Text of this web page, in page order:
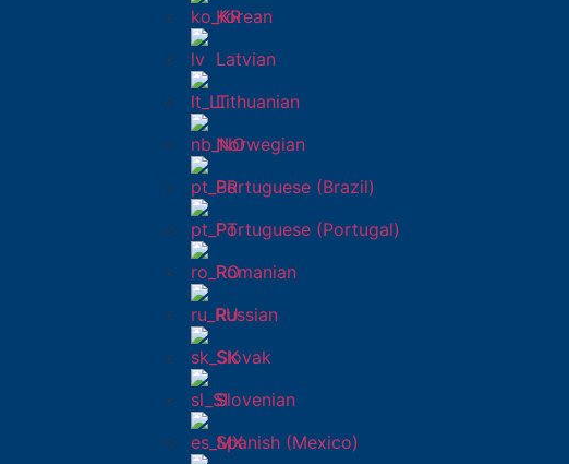
Korean
Latvian
Lithuanian
Norwegian
Portuguese (Brazil)
Portuguese (Portugal)
Romanian
Russian
Slovak
Slovenian
Spanish (Mexico)